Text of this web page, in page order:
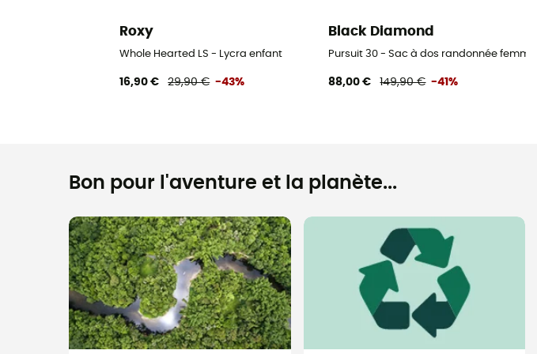
Roxy
Whole Hearted LS - Lycra enfant
16,90 € 29,90 € -43%
Black Diamond
Pursuit 30 - Sac à dos randonnée femme
88,00 € 149,90 € -41%
Bon pour l'aventure et la planète...